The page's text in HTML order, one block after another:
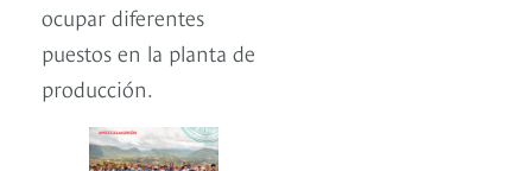
ocupar diferentes
puestos en la planta de
producción.